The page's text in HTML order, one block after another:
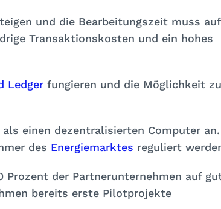
und die Bearbeitungszeit muss auf
Transaktionskosten und ein hohes
Ledger fungieren und die Möglichkeit
einen dezentralisierten Computer an.
des Energiemarktes reguliert
der Partnerunternehmen auf
bereits erste Pilotprojekte